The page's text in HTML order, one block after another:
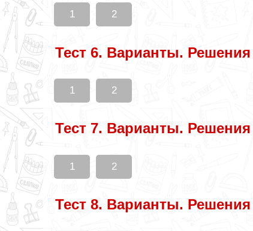
1 2
Тест 6. Варианты.
1 2
Тест 7. Варианты.
1 2
Тест 8. Варианты. Решения